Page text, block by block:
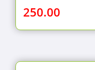
250.00